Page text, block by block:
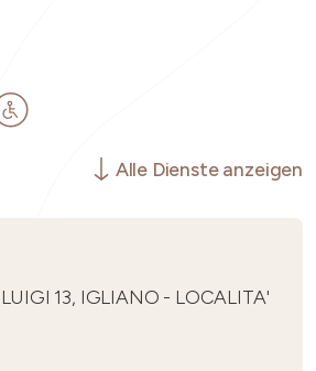
Alle Dienste anzeigen
13, IGLIANO - LOCALITA'